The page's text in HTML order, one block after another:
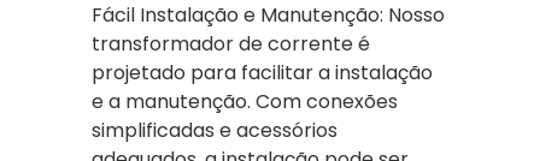
Fácil Instalação e Manutenção: Nosso
transformador de corrente é
projetado para facilitar a instalação
e a manutenção. Com conexões
simplificadas e acessórios